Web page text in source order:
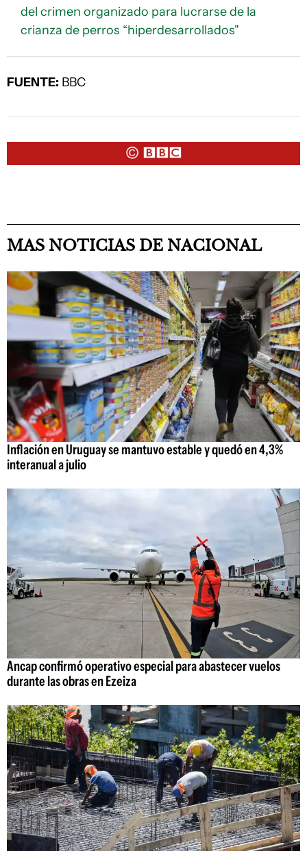
del crimen organizado para lucrarse de la
crianza de perros “hiperdesarrollados"
FUENTE: BBC
MAS NOTICIAS DE NACIONAL
Inflación en Uruguay se mantuvo estable y quedó en 4,3%
interanual a julio
Ancap confirmó operativo especial para abastecer vuelos
durante las obras en Ezeiza